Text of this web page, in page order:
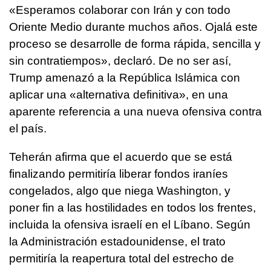
«Esperamos colaborar con Irán y con todo
Oriente Medio durante muchos años. Ojalá este
proceso se desarrolle de forma rápida, sencilla y
sin contratiempos», declaró. De no ser así,
Trump amenazó a la República Islámica con
aplicar una «alternativa definitiva», en una
aparente referencia a una nueva ofensiva contra
el país.
Teherán afirma que el acuerdo que se está
finalizando permitiría liberar fondos iraníes
congelados, algo que niega Washington, y
poner fin a las hostilidades en todos los frentes,
incluida la ofensiva israelí en el Líbano. Según
la Administración estadounidense, el trato
permitiría la reapertura total del estrecho de